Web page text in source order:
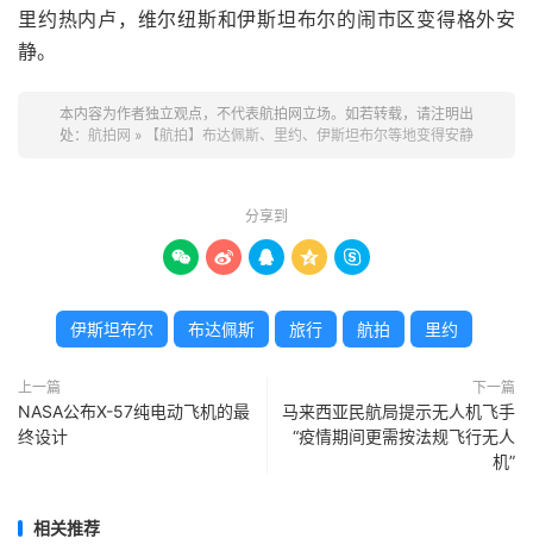
里约热内卢，维尔纽斯和伊斯坦布尔的闹市区变得格外安
静。
本内容为作者独立观点，不代表航拍网立场。如若转载，请注明出
处： 航拍网 » 【航拍】布达佩斯、里约、伊斯坦布尔等地变得安静
分享到
    
伊斯坦布尔 布达佩斯 旅行 航拍 里约
上一篇
NASA公布X-57纯电动飞机的最
终设计
下一篇
马来西亚民航局提示无人机飞手
“疫情期间更需按法规飞行无人
机”
相关推荐